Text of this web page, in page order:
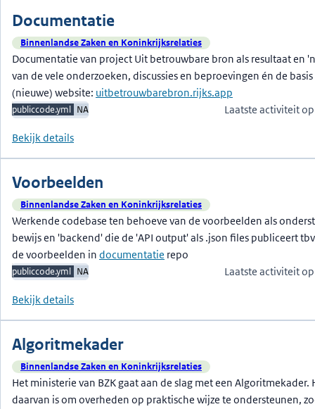
Documentatie
Binnenlandse Zaken en Koninkrijksrelaties
Documentatie van project Uit betrouwbare bron als resultaat en
van de vele onderzoeken, discussies en beproevingen én de
(nieuwe) website: uitbetrouwbarebron.rijks.app
publiccode.yml NA Laatste activiteit
Bekijk details
Voorbeelden
Binnenlandse Zaken en Koninkrijksrelaties
Werkende codebase ten behoeve van de voorbeelden als
bewijs en 'backend' die de 'API output' als .json files publiceert
de voorbeelden in documentatie repo
publiccode.yml NA Laatste activiteit
Bekijk details
Algoritmekader
Binnenlandse Zaken en Koninkrijksrelaties
Het ministerie van BZK gaat aan de slag met een Algoritmekader.
daarvan is om overheden op praktische wijze te ondersteunen,